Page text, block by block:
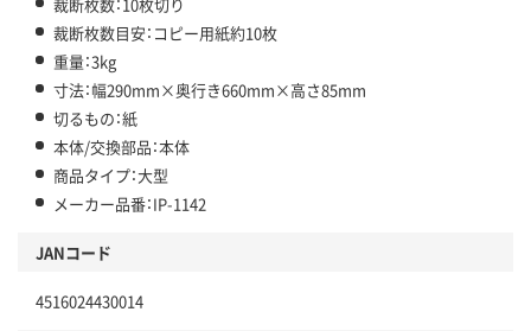
裁断枚数目安：コピー用紙約10枚
重量：3kg
寸法：幅290mm×奥行き660mm×高さ85mm
切るもの：紙
本体/交換部品：本体
商品タイプ：大型
メーカー品番：IP-1142
JANコード
4516024430014